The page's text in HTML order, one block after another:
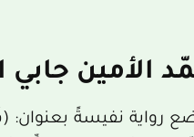
الأمين جابي
رواية نفيسةً بعنوان: